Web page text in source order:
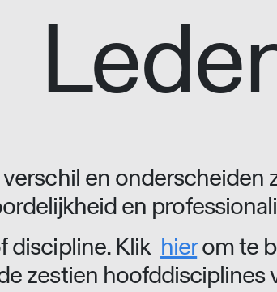
en onderscheiden
en
discipline. Klik hierom te
zestien hoofddisciplines